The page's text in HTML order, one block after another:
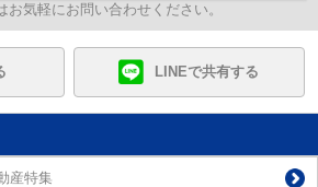
お気軽にお問い合わせください。
LINEで共有する
産特集